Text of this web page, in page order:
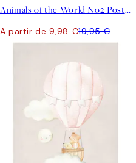
Animals of the World No2 Poster
A partir de 9,98 €19,95 €